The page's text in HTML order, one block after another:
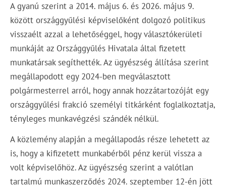
A gyanú szerint a 2014. május 6. és 2026. május 9.
között országgyűlési képviselőként dolgozó politikus
visszaélt azzal a lehetőséggel, hogy választókerületi
munkáját az Országgyűlés Hivatala által fizetett
munkatársak segíthették. Az ügyészség állítása szerint
megállapodott egy 2024-ben megválasztott
polgármesterrel arról, hogy annak hozzátartozóját egy
országgyűlési frakció személyi titkárként foglalkoztatja,
tényleges munkavégzési szándék nélkül.
A közlemény alapján a megállapodás része lehetett az
is, hogy a kifizetett munkabérből pénz kerül vissza a
volt képviselőhöz. Az ügyészség szerint a valótlan
tartalmú munkaszerződés 2024. szeptember 12-én jött